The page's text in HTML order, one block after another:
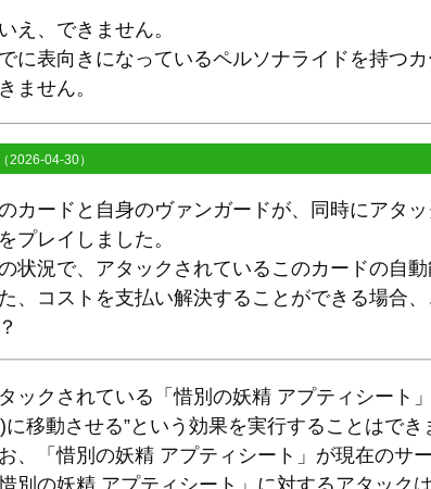
え、できません。
に表向きになっているペルソナライドを持つ
ません。
（2026-04-30）
カードと自身のヴァンガードが、同時にアタ
プレイしました。
状況で、アタックされているこのカードの自
、コストを支払い解決することができる場合
ックされている「惜別の妖精 アプティシート
に移動させる”という効果を実行することはでき
、「惜別の妖精 アプティシート」が現在のサ